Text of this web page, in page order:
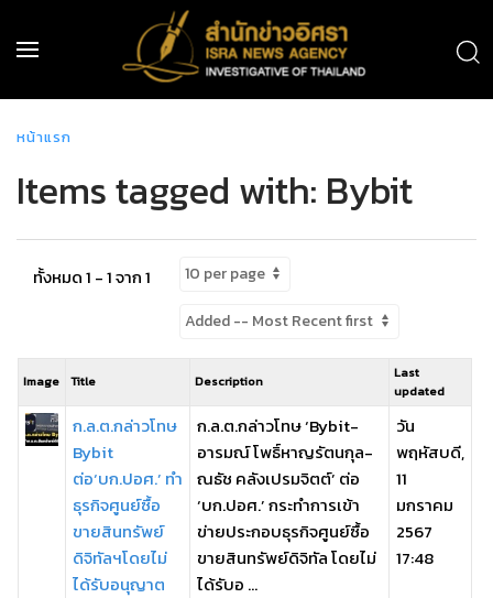
หน้าแรก
Items tagged with: Bybit
ทั้งหมด 1 - 1 จาก 1
Image Title Description
Last
updated
ก.ล.ต.กล่าวโทษ
Bybit
ต่อ‘บก.ปอศ.’ ทำ
ธุรกิจศูนย์ซื้อ
ขายสินทรัพย์
ดิจิทัลฯโดยไม่
ได้รับอนุญาต
ก.ล.ต.กล่าวโทษ ‘Bybit-
อารมณ์ โพธิ์หาญรัตนกุล-
ณธัช คลังเปรมจิตต์’ ต่อ
‘บก.ปอศ.’ กระทำการเข้า
ข่ายประกอบธุรกิจศูนย์ซื้อ
ขายสินทรัพย์ดิจิทัล โดยไม่
ได้รับอ ...
วัน
พฤหัสบดี,
11
มกราคม
2567
17:48